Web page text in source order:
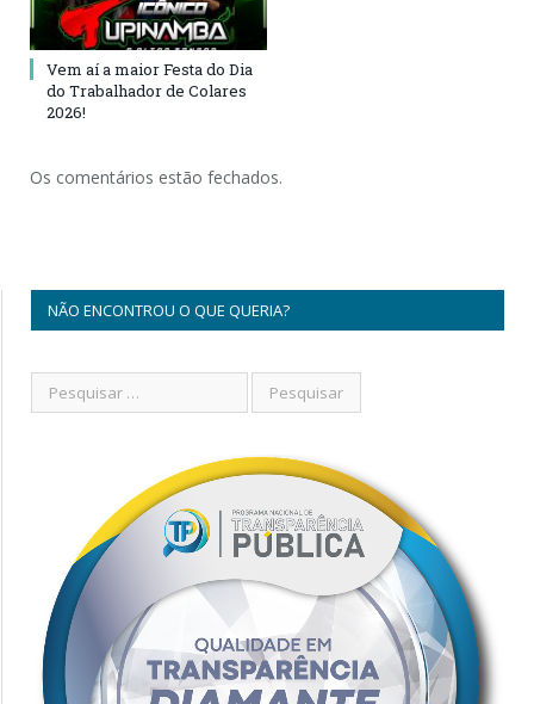
Vem aí a maior Festa do Dia
do Trabalhador de Colares
2026!
Os comentários estão fechados.
NÃO ENCONTROU O QUE QUERIA?